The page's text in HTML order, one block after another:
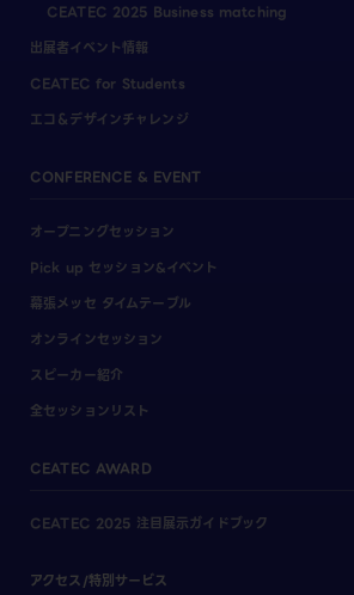
CEATEC 2025 Business matching
出展者イベント情報
CEATEC for Students
エコ＆デザインチャレンジ
CONFERENCE & EVENT
オープニングセッション
Pick up セッション&イベント
幕張メッセ タイムテーブル
オンラインセッション
スピーカー紹介
全セッションリスト
CEATEC AWARD
CEATEC 2025 注目展示ガイドブック
アクセス/特別サービス